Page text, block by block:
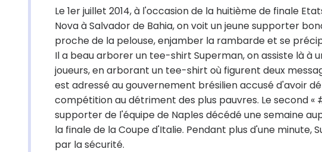
Le 1er juillet 2014, à l'occasion de la huitième de finale
Nova à Salvador de Bahia, on voit un jeune supporter
proche de la pelouse, enjamber la rambarde et se
Il a beau arborer un tee-shirt Superman, on assiste là à
joueurs, en arborant un tee-shirt où figurent deux
est adressé au gouvernement brésilien accusé d'avoir
compétition au détriment des plus pauvres. Le second «
supporter de l'équipe de Naples décédé une semaine
la finale de la Coupe d'Italie. Pendant plus d'une
par la sécurité.